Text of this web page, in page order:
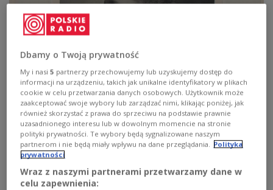
Siegfried Wagner Foto: ÖNB/Interfoto/Forum
O AUDYCJI
00:00 00:00
Dbamy o Twoją prywatność
My i nasi5 partnerzy przechowujemy lub uzyskujemy dostęp do
informacji na urządzeniu, takich jak unikalne identyfikatory w plikach
cookie w celu przetwarzania danych osobowych. Użytkownik może
zaakceptować swoje wybory lub zarządzać nimi, klikając poniżej, jak
również skorzystać z prawa do sprzeciwu na podstawie prawnie
uzasadnionego interesu lub w dowolnym momencie na stronie
polityki prywatności. Te wybory będą sygnalizowane naszym
partnerom i nie będą miały wpływu na dane przeglądania. Polityka
prywatności
Wraz z naszymi partnerami przetwarzamy dane w
celu zapewnienia: